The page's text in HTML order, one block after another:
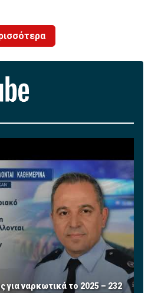
εμπειρίες.
για ναρκωτικά το 2025 – 232